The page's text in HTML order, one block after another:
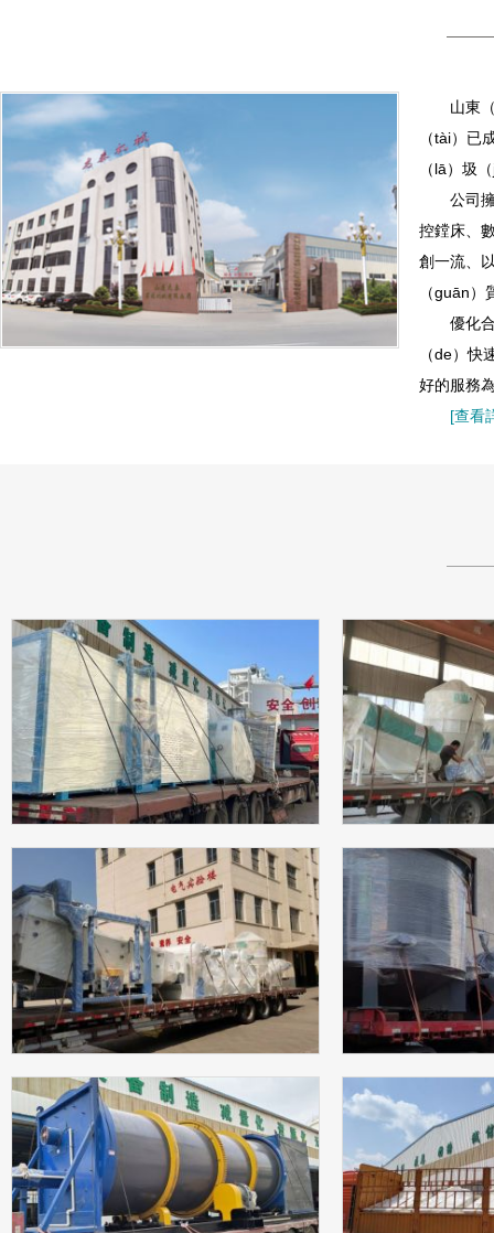
山東（
（tài）已
（lā）圾
公司擁
控鏜床、
創一流、
（guān
優化合
（de）
好的服務
[查看